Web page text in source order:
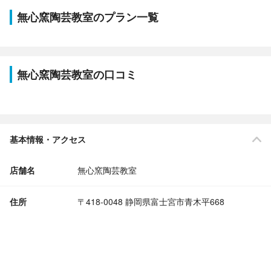
無心窯陶芸教室のプラン一覧
無心窯陶芸教室の口コミ
基本情報・アクセス
店舗名 無心窯陶芸教室
住所 〒418-0048 静岡県富士宮市青木平668